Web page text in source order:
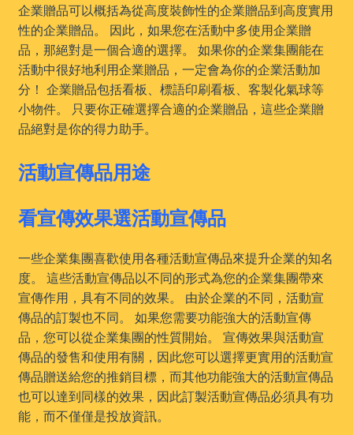
企業贈品可以概括為從高度裝飾性的企業贈品到高度實用
性的企業贈品。 因此，如果您在活動中多使用企業贈
品，那絕對是一個合適的選擇。 如果你的企業集團能在
活動中很好地利用企業贈品，一定會為你的企業活動加
分！ 企業贈品包括看板、標語印刷看板、客製化氣球等
小物件。 只要你正確選擇合適的企業贈品，這些企業贈
品絕對是你的得力助手。
活動宣傳品用途
看宣傳效果選活動宣傳品
一些企業集團喜歡使用各種活動宣傳品來提升企業的知名
度。 這些活動宣傳品以不同的形式為您的企業集團帶來
宣傳作用，具有不同的效果。 由於企業的不同，活動宣
傳品的訂製也不同。 如果您需要功能強大的活動宣傳
品，您可以從企業集團的性質開始。 宣傳效果與活動宣
傳品的發售和使用有關，因此您可以選擇更實用的活動宣
傳品贈送給您的推銷目標，而其他功能強大的活動宣傳品
也可以達到同樣的效果，因此訂製活動宣傳品必須具有功
能，而不僅僅是投放資訊。